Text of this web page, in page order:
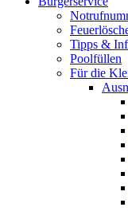
Tipps &
Poolfüllen
Für die